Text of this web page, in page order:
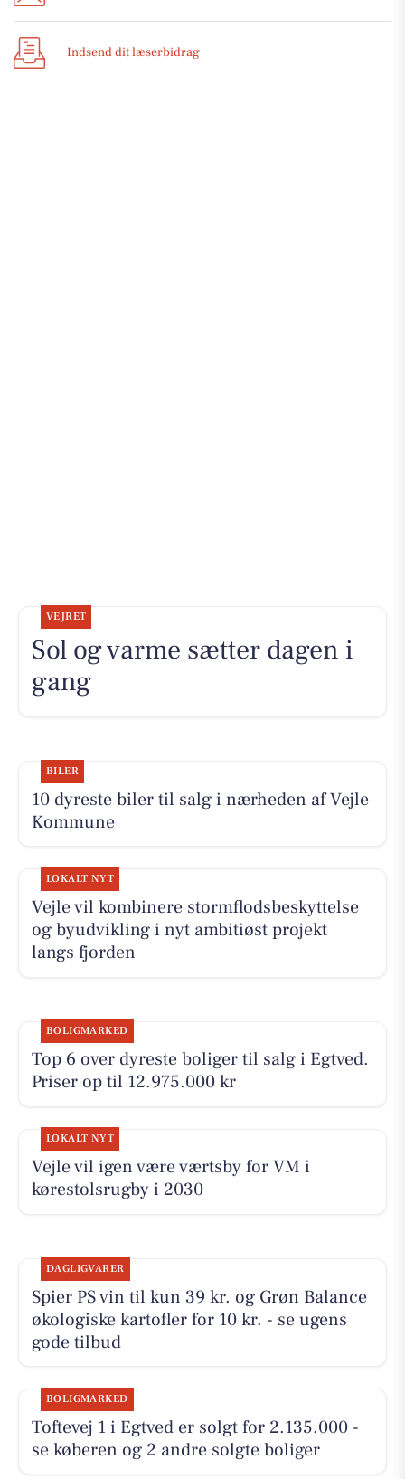
Indsend dit læserbidrag
VEJRET
Sol og varme sætter dagen i
gang
BILER
10 dyreste biler til salg i nærheden af Vejle
Kommune
LOKALT NYT
Vejle vil kombinere stormflodsbeskyttelse
og byudvikling i nyt ambitiøst projekt
langs fjorden
BOLIGMARKED
Top 6 over dyreste boliger til salg i Egtved.
Priser op til 12.975.000 kr
LOKALT NYT
Vejle vil igen være værtsby for VM i
kørestolsrugby i 2030
DAGLIGVARER
Spier PS vin til kun 39 kr. og Grøn Balance
økologiske kartofler for 10 kr. - se ugens
gode tilbud
BOLIGMARKED
Toftevej 1 i Egtved er solgt for 2.135.000 -
se køberen og 2 andre solgte boliger